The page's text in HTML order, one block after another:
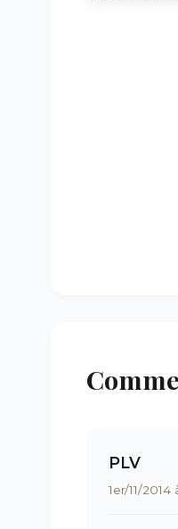
PLV
1er/11/2014